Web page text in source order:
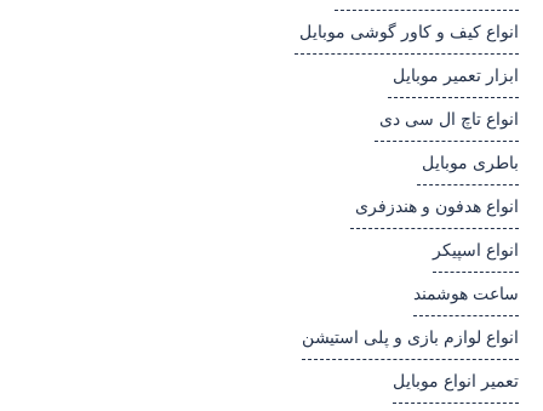
انواع کیف و کاور گوشی موبایل
ابزار تعمیر موبایل
انواع تاچ ال سی دی
باطری موبایل
انواع هدفون و هندزفری
انواع اسپیکر
ساعت هوشمند
انواع لوازم بازی و پلی استیشن
تعمیر انواع موبایل